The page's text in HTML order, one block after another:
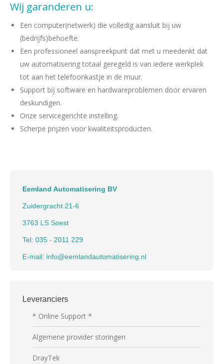
Wij garanderen u:
Een computer(netwerk) die volledig aansluit bij uw
(bedrijfs)behoefte.
Een professioneel aanspreekpunt dat met u meedenkt dat
uw automatisering totaal geregeld is van iedere werkplek
tot aan het telefoonkastje in de muur.
Support bij software en hardwareproblemen door ervaren
deskundigen.
Onze servicegerichte instelling.
Scherpe prijzen voor kwaliteitsproducten.
Eemland Automatisering BV
Zuidergracht 21-6
3763 LS Soest
Tel: 035 - 2011 229
E-mail: info@eemlandautomatisering.nl
Leveranciers
* Online Support *
Algemene provider storingen
DrayTek